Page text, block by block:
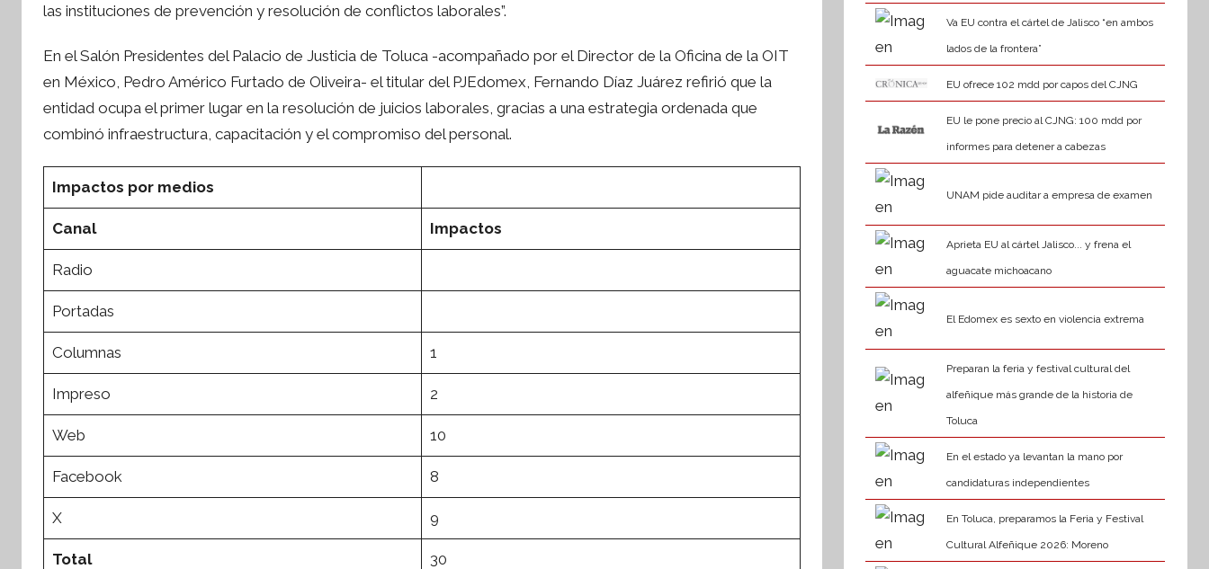
n
e
s
i
a
i
las instituciones de prevención y resolución de conflictos laborales”.
En el Salón Presidentes del Palacio de Justicia de Toluca -acompañado por el Director de la Oficina de la OIT
en México, Pedro Américo Furtado de Oliveira- el titular del PJEdomex, Fernando Díaz Juárez refirió que la
entidad ocupa el primer lugar en la resolución de juicios laborales, gracias a una estrategia ordenada que
combinó infraestructura, capacitación y el compromiso del personal.
Impactos por medios
Canal Impactos
Radio
Portadas
Columnas 1
Impreso 2
Web 10
Facebook 8
X 9
Total 30
Va EU contra el cártel de Jalisco “en ambos
lados de la frontera”
EU ofrece 102 mdd por capos del CJNG
EU le pone precio al CJNG: 100 mdd por
informes para detener a cabezas
UNAM pide auditar a empresa de examen
Aprieta EU al cártel Jalisco... y frena el
aguacate michoacano
El Edomex es sexto en violencia extrema
Preparan la feria y festival cultural del
alfeñique más grande de la historia de
Toluca
En el estado ya levantan la mano por
candidaturas independientes
En Toluca, preparamos la Feria y Festival
Cultural Alfeñique 2026: Moreno